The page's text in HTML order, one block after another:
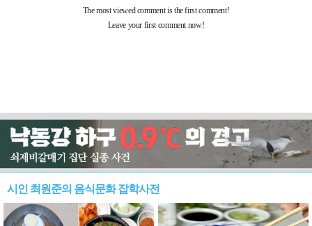
시인 최원준의 음식문화 잡학사전